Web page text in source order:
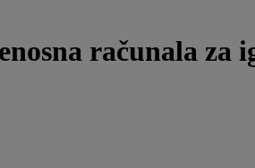
računala